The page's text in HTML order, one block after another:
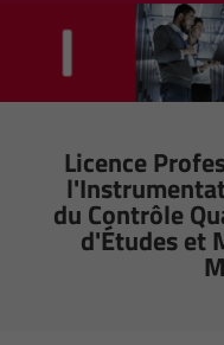
Licence
du Contrôle
d'Études et